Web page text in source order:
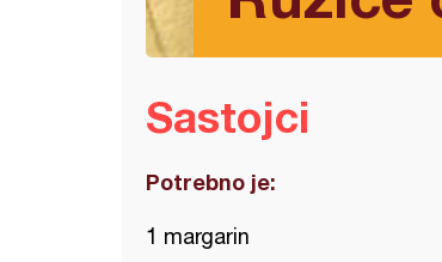
Sastojci
Potrebno je:
1 margarin